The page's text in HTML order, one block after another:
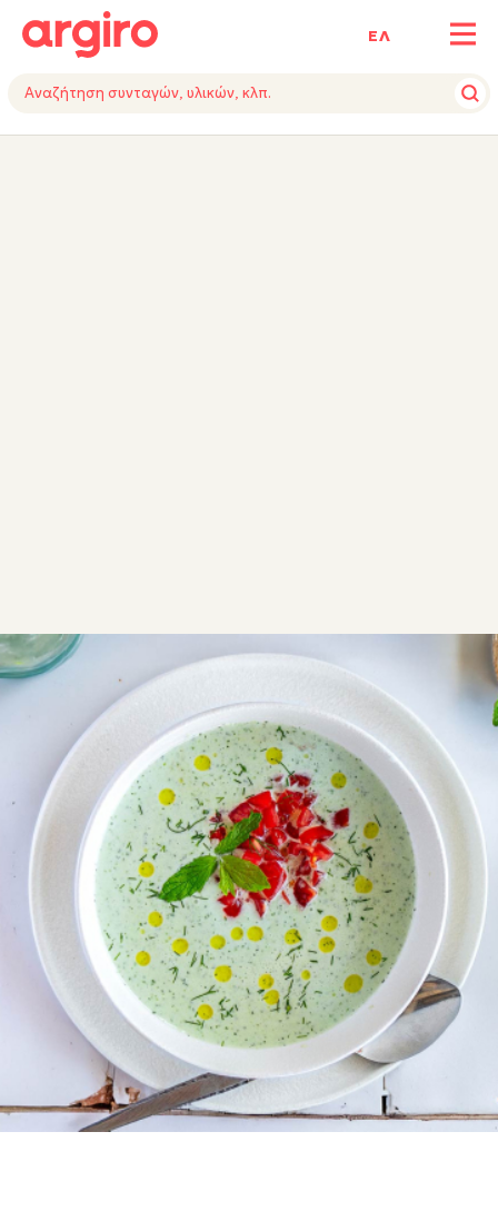
ΕΛ
ΥΛΙΚΑΕΚΤΕΛΕΣΗ
ΣΥΝΤΑΓΕΣ ΑΛΜΥΡΑ ΣΟΥΠΕΣ
Κρύα γιαουρτόσουπα με
αγγούρι
Κρύα σούπα αγγούρι με γιαούρτι χωρίς μαγείρεμα.
Καλοκαιρινή γιαουρτόσουπα, δροσερή και
διαφορετική πρόταση για ελαφρύ γεύμα.
Εύκολη 0:15
10 λεπτά 5 λεπτά